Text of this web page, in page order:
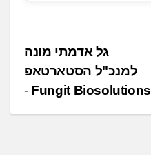
גל אדמתי מונה
למנכ"ל הסטארטאפ
Fungit Biosolutions‏